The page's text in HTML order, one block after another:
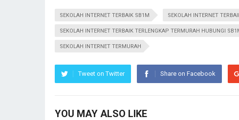
SEKOLAH INTERNET TERBAIK SB1M SEKOLAH INTERNET
SEKOLAH INTERNET TERBAIK TERLENGKAP TERMURAH HUBUNGI
SEKOLAH INTERNET TERMURAH
Tweet on Twitter Share on Facebook
YOU MAY ALSO LIKE